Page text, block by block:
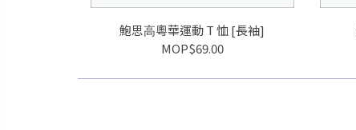
鮑思⾼粵華運動 T 恤 [長袖]
MOP$69.00